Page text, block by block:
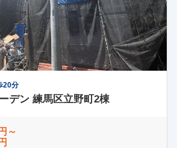
20分
デン 練馬区立野町2棟
～